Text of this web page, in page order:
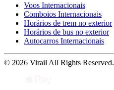
Voos Internacionais
Comboios Internacionais
Horários de trem no exterior
Horários de bus no exterior
Autocarros Internacionais
© 2026 Virail All Rights Reserved.